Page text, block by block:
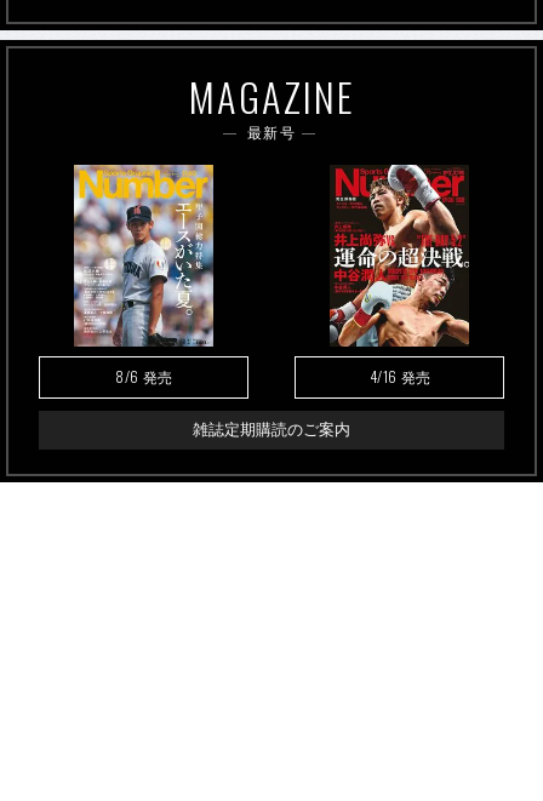
MAGAZINE
最新号
8/6 発売 4/16 発売
雑誌定期購読のご案内